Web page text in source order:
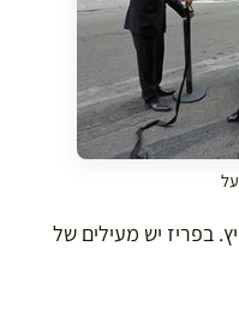
בפריז יש מעילים של